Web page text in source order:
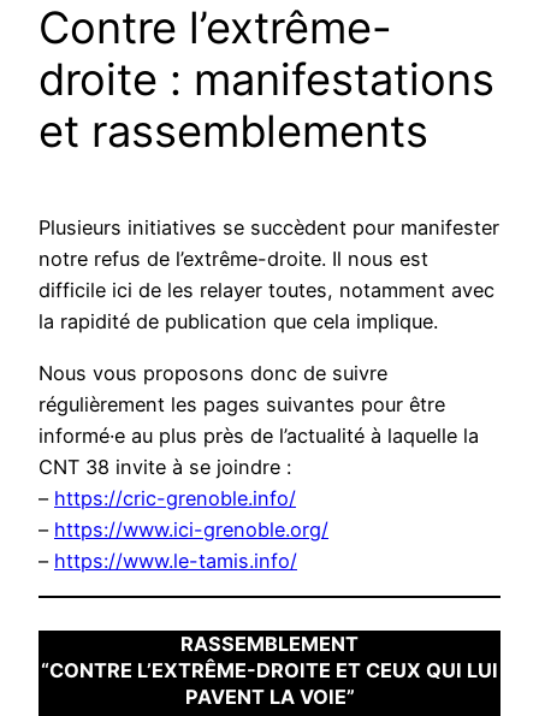
Contre l’extrême-
droite : manifestations
et rassemblements
Plusieurs initiatives se succèdent pour manifester
notre refus de l’extrême-droite. Il nous est
difficile ici de les relayer toutes, notamment avec
la rapidité de publication que cela implique.
Nous vous proposons donc de suivre
régulièrement les pages suivantes pour être
informé·e au plus près de l’actualité à laquelle la
CNT 38 invite à se joindre :
– https://cric-grenoble.info/
– https://www.ici-grenoble.org/
– https://www.le-tamis.info/
RASSEMBLEMENT
“CONTRE L’EXTRÊME-DROITE ET CEUX QUI LUI
PAVENT LA VOIE”